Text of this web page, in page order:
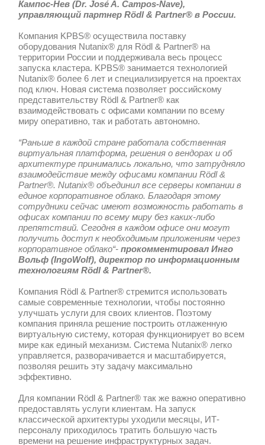
единое корпоративное облако. Для
плана компания выбрала решение
данного проекта компания KPBS®
внедрением Nutanix® на территории
“Выбирая компанию для
территории России, мы искали не
интегратора, а именно партнера.
поэтому мы приняли решение о
компанией KPBS®, которая
рынке как надежный партнер. Кроме
ценности являются важным
наша компания, KPBS® ставит в
интересы своих клиентов” —сказал
Кампос-Нев (Dr.JoséA.Campos-
управляющий партнер Rödl &
Компания KPBS® осуществила
оборудования Nutanix® для Rödl &
территории России и поддерживала
запуска кластера. KPBS® занимается
Nutanix® более 6 лет и
под ключ. Новая система позволяет
взаимодействовать с офисами
миру оперативно, так и работать